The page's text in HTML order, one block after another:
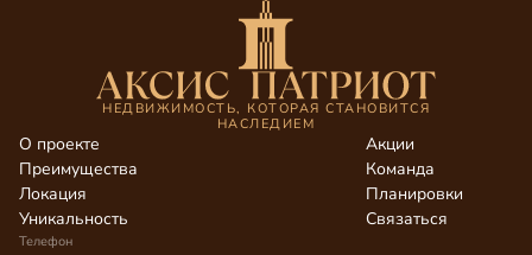
НЕДВИЖИМОСТЬ, КОТОРАЯ СТАНОВИТСЯ
НАСЛЕДИЕМ
О проекте
Преимущества
Локация
Уникальность
Акции
Команда
Планировки
Связаться
Телефон